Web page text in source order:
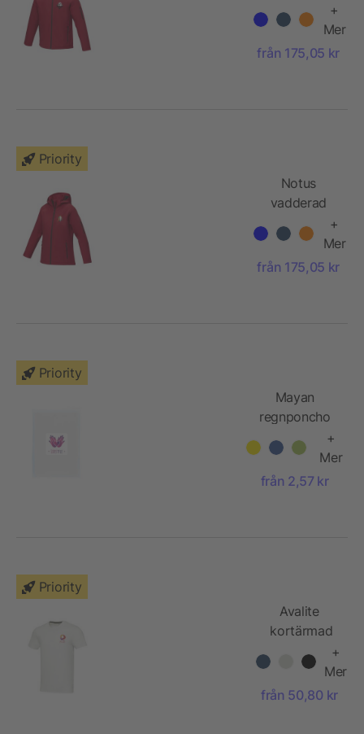
softshelljacka
för herr
+
Mer
från 175,05 kr
Priority
Notus
vadderad
softshelljacka
för dam
+
Mer
från 175,05 kr
Priority
Mayan
regnponcho
av återvunna
GRS-material
för
+
Mer
från 2,57 kr
Priority
Avalite
kortärmad
shirt av
Aware™-
+
Mer
från 50,80 kr